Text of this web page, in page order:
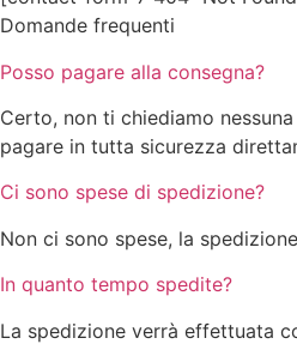
Domande frequenti
Posso pagare alla consegna?
Certo, non ti chiediamo
pagare in tutta sicurezza
Ci sono spese di spedizione?
Non ci sono spese, la
In quanto tempo spedite?
La spedizione verrà effettuata